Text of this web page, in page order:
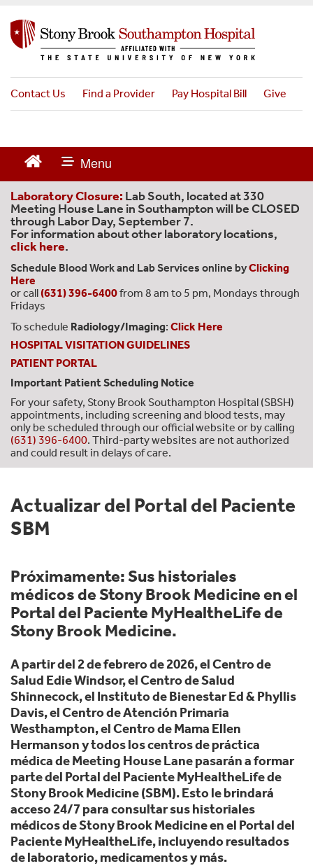
n
Contact Us Find a Provider Pay Hospital Bill Give
Laboratory Closure: Lab South, located at 330
Meeting House Lane in Southampton will be CLOSED
through Labor Day, September 7.
For information about other laboratory locations,
click here.
Schedule Blood Work and Lab Services online byClicking
Here
or call (631) 396-6400from 8 am to 5 pm, Mondays through
Fridays
To schedule Radiology/Imaging: Click Here
HOSPITAL VISITATION GUIDELINES
PATIENT PORTAL
Important Patient Scheduling Notice
For your safety, Stony Brook Southampton Hospital (SBSH)
appointments, including screening and blood tests, may
only be scheduled through our official website or by calling
(631) 396-6400. Third-party websites are not authorized
and could result in delays of care.
Actualizar del Portal del Paciente
SBM
Próximamente: Sus historiales
médicos de Stony Brook Medicine en el
Portal del Paciente MyHealtheLife de
Stony Brook Medicine.
A partir del 2 de febrero de 2026, el Centro de
Salud Edie Windsor, el Centro de Salud
Shinnecock, el Instituto de Bienestar Ed & Phyllis
Davis, el Centro de Atención Primaria
Westhampton, el Centro de Mama Ellen
Hermanson y todos los centros de práctica
médica de Meeting House Lane pasarán a formar
parte del Portal del Paciente MyHealtheLife de
Stony Brook Medicine (SBM). Esto le brindará
acceso 24/7 para consultar sus historiales
médicos de Stony Brook Medicine en el Portal del
Paciente MyHealtheLife, incluyendo resultados
de laboratorio, medicamentos y más.